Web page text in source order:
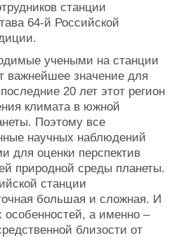
станции
64-й Российской
учеными на станции
важнейшее значение для
20 лет этот регион
климата в южной
Поэтому все
научных наблюдений
для оценки перспектив
природной среды планеты.
станции
большая и сложная. И
особенностей, а именно –
близости от